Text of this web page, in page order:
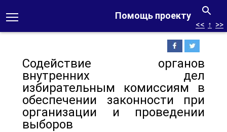
Помощь проекту
<< ↑ >>
Содействие органов
внутренних дел
избирательным комиссиям в
обеспечении законности при
организации и проведении
выборов